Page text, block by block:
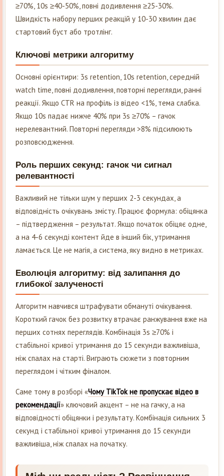
≥70%, 10s ≥40-50%, повні додивлення ≥25-30%.
Швидкість набору перших реакцій у 10-30 хвилин дає
стартовий буст або тротлінг.
Ключові метрики алгоритму
Основні орієнтири: 3s retention, 10s retention, середній
watch time, повні додивлення, повторні перегляди, ранні
реакції. Якщо CTR на профіль із відео <1%, тема слабка.
Якщо 10s падає нижче 40% при 3s ≥70% – гачок
нерелевантний. Повторні перегляди >8% підсилюють
розповсюдження.
Роль перших секунд: гачок чи сигнал
релевантності
Важливий не тільки шум у перших 2-3 секундах, а
відповідність очікувань змісту. Працює формула: обіцянка
– підтвердження – результат. Якщо початок обіцяє одне,
а на 4-6 секунді контент йде в інший бік, утримання
ламається. Це не магія, а система, яку видно в метриках.
Еволюція алгоритму: від залипання до
глибокої залученості
Алгоритм навчився штрафувати обмануті очікування.
Короткий гачок без розвитку втрачає ранжування вже на
перших сотнях переглядів. Комбінація 3s ≥70% і
стабільної кривої утримання до 15 секунди важливіша,
ніж спалах на старті. Виграють сюжети з повторним
переглядом і чітким фіналом.
Саме тому в розборі «Чому TikTok не пропускає відео в
рекомендації» ключовий акцент – не на гачку, а на
відповідності обіцянки і результату. Комбінація сильних 3
секунд і стабільної кривої утримання до 15 секунди
важливіша, ніж спалах на початку.